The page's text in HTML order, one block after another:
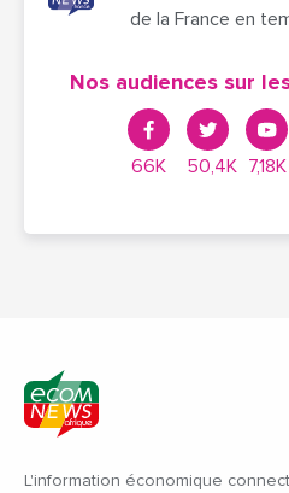
de la France en
Nos audiences sur
66K 50,4K 7,18K
L'information économique